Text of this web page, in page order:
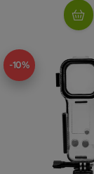
-10%